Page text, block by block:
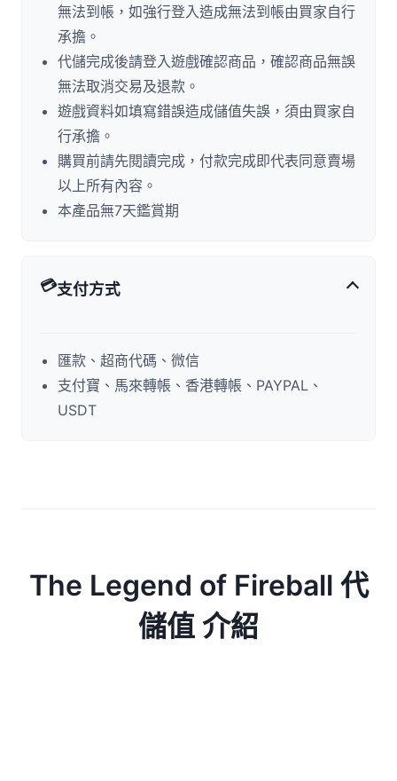
無法到帳，如強行登入造成無法到帳由買家自行
承擔。
代儲完成後請登入遊戲確認商品，確認商品無誤
無法取消交易及退款。
遊戲資料如填寫錯誤造成儲值失誤，須由買家自
行承擔。
購買前請先閱讀完成，付款完成即代表同意賣場
以上所有內容。
本產品無7天鑑賞期
💳支付方式
匯款、超商代碼、微信
支付寶、馬來轉帳、香港轉帳、PAYPAL、
USDT
The Legend of Fireball 代
儲值 介紹